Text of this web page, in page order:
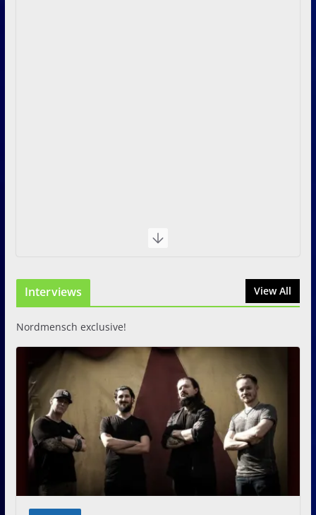
Interviews View All
Nordmensch exclusive!